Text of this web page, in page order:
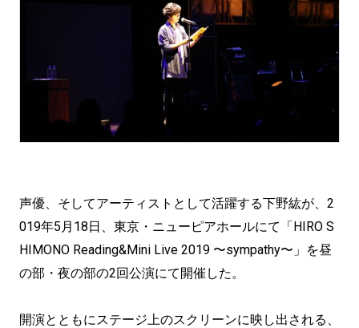
声優、そしてアーティストとして活躍する下野紘が、2
019年5月18日、東京・ニューピアホールにて「HIRO S
HIMONO Reading&Mini Live 2019 〜sympathy〜」を昼
の部・夜の部の2回公演にて開催した。
開演とともにステージ上のスクリーンに映し出される、